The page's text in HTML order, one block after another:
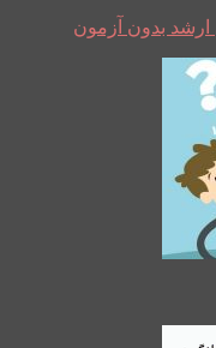
بدون آزمون